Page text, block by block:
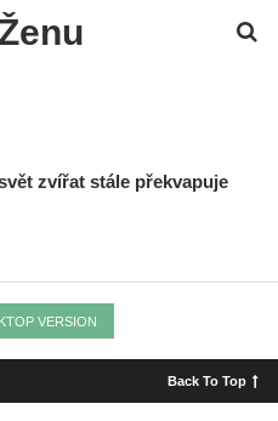
zvířat stále překvapuje
VERSION
Back To Top